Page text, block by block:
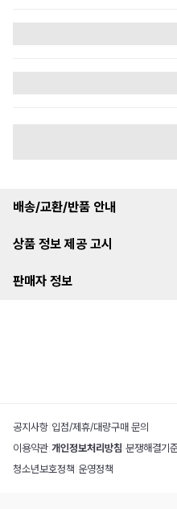
배송/교환/반품 안내
상품 정보 제공 고시
판매자 정보
공지사항 입점/제휴/대량구매 문의
이용약관 개인정보처리방침 분쟁해결기
청소년보호정책 운영정책